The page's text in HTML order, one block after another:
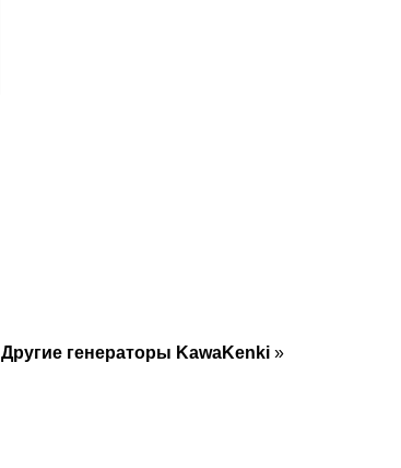
Другие генераторы KawaKenki »